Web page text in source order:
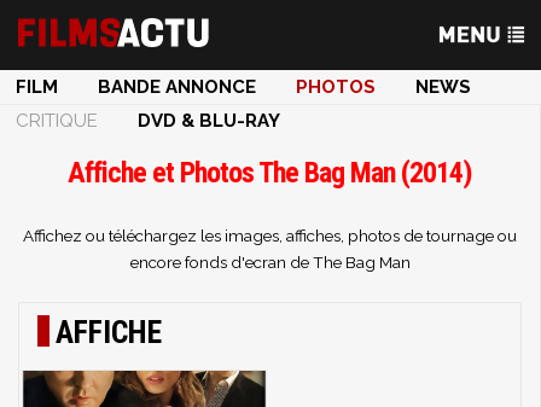
FILM BANDE ANNONCE PHOTOS
NEWS
CRITIQUE
DVD & BLU-RAY
Affiche et Photos The Bag Man (2014)
Affichez ou téléchargez les images, affiches, photos de tournage ou
encore fonds d'ecran de The Bag Man
AFFICHE